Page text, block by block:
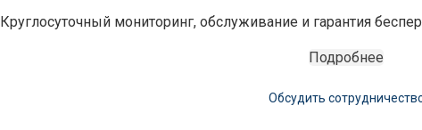
Круглосуточный мониторинг, обслуживание и гарантия
Подробнее
Обсудить